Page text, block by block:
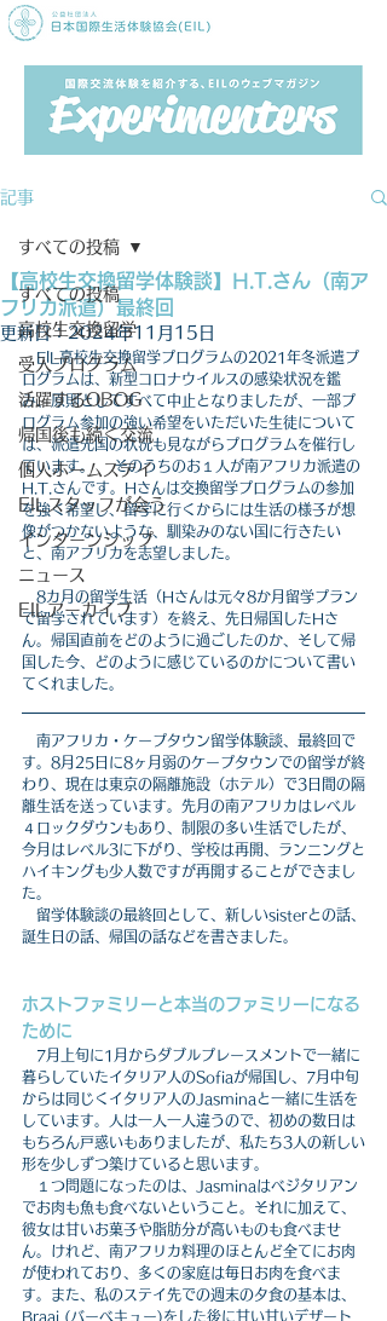
記事
すべての投稿
高校生交換留学
受入プログラム
活躍するOBOG
帰国後も続く交流
個人ホームステイ
EILスタッフが会う
インターンシップ
ニュース
EILアーカイブ
すべての投稿
【高校生交換留学体験談】H.T.さん（南ア
フリカ派遣）最終回
更新日：2024年11月15日
EIL高校生交換留学プログラムの2021年冬派遣プ
ログラムは、新型コロナウイルスの感染状況を鑑
み、原則としてすべて中止となりましたが、一部プ
ログラム参加の強い希望をいただいた生徒について
は、派遣先国の状況も見ながらプログラムを催行し
ています。 　そのうちのお１人が南アフリカ派遣の
H.T.さんです。Hさんは交換留学プログラムの参加
を強く希望し、留学に行くからには生活の様子が想
像がつかないような、馴染みのない国に行きたい
と、南アフリカを志望しました。
8カ月の留学生活（Hさんは元々8か月留学プラン
で留学されています）を終え、先日帰国したHさ
ん。帰国直前をどのように過ごしたのか、そして帰
国した今、どのように感じているのかについて書い
てくれました。
南アフリカ・ケープタウン留学体験談、最終回で
す。8月25日に8ヶ月弱のケープタウンでの留学が終
わり、現在は東京の隔離施設（ホテル）で3日間の隔
離生活を送っています。先月の南アフリカはレベル
４ロックダウンもあり、制限の多い生活でしたが、
今月はレベル3に下がり、学校は再開、ランニングと
ハイキングも少人数ですが再開することができまし
た。
留学体験談の最終回として、新しいsisterとの話、
誕生日の話、帰国の話などを書きました。
ホストファミリーと本当のファミリーになる
ために
7月上旬に1月からダブルプレースメントで一緒に
暮らしていたイタリア人のSofiaが帰国し、7月中旬
からは同じくイタリア人のJasminaと一緒に生活を
しています。人は一人一人違うので、初めの数日は
もちろん戸惑いもありましたが、私たち3人の新しい
形を少しずつ築けていると思います。
１つ問題になったのは、Jasminaはベジタリアン
でお肉も魚も食べないということ。それに加えて、
彼女は甘いお菓子や脂肪分が高いものも食べませ
ん。けれど、南アフリカ料理のほとんど全てにお肉
が使われており、多くの家庭は毎日お肉を食べま
す。また、私のステイ先での週末の夕食の基本は、
Braai (バーベキュー)をした後に甘い甘いデザート